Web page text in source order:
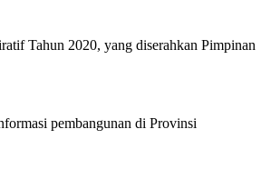
Tahun 2020, yang diserahkan Pimpinan
pembangunan di Provinsi